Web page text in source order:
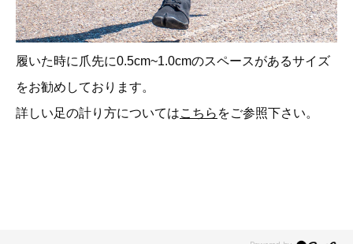
履いた時に爪先に0.5cm~1.0cmのスペースがあるサイズ
をお勧めしております。
詳しい足の計り方についてはこちら をご参照下さい。